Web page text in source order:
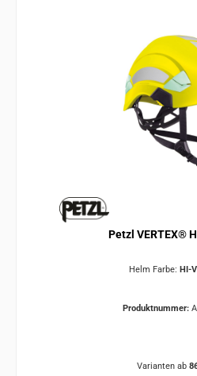
Petzl VERTEX®
Helm Farbe: HI-
Produktnummer:
Varianten ab